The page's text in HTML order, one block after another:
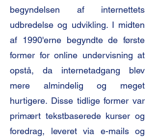
begyndelsen af internettets
udbredelse og udvikling. I midten
af 1990'erne begyndte de første
former for online undervisning at
opstå, da internetadgang blev
mere almindelig og meget
hurtigere. Disse tidlige former var
primært tekstbaserede kurser og
foredrag, leveret via e-mails og